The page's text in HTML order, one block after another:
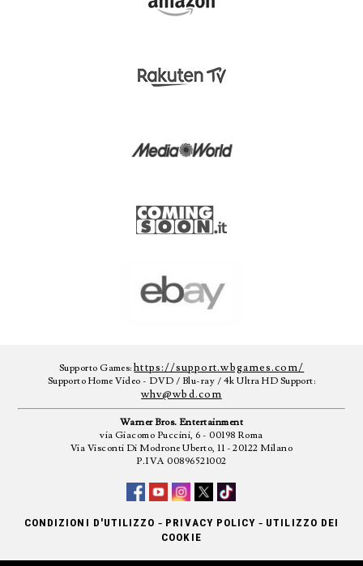
Supporto Games:https://support.wbgames.com/
Supporto Home Video - DVD / Blu-ray / 4k Ultra HD Support:
whv@wbd.com
Warner Bros. Entertainment
via Giacomo Puccini, 6 - 00198 Roma
Via Visconti Di Modrone Uberto, 11 - 20122 Milano
P.IVA 00896521002
CONDIZIONI D'UTILIZZO - PRIVACY POLICY - UTILIZZO DEI
COOKIE